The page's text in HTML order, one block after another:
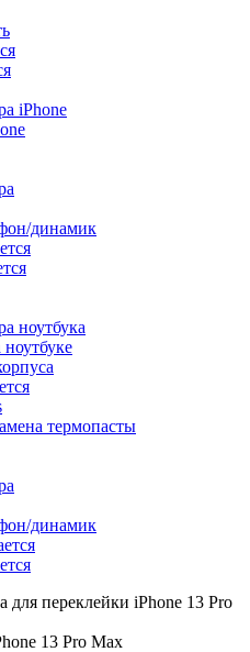
iPhone
динамик
ноутбука
термопасты
динамик
для переклейки iPhone 13 Pro
13 Pro Max